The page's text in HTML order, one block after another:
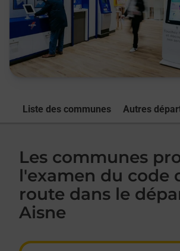
Liste des communes Autres
Les communes
l'examen du code
route dans le
Aisne